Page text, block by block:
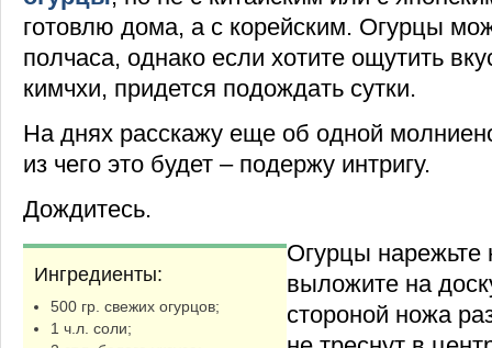
готовлю дома, а с корейским. Огурцы
полчаса, однако если хотите ощутить
кимчхи, придется подождать сутки.
На днях расскажу еще об одной
из чего это будет – подержу интригу.
Дождитесь.
Ингредиенты:
500 гр. свежих огурцов;
1 ч.л. соли;
Огурцы нарежьте
выложите на
стороной ножа